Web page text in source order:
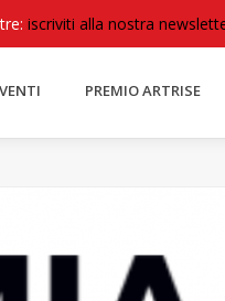
iscriviti alla nostra
PREMIO ARTRISE